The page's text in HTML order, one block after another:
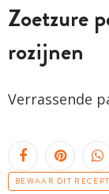
Zoetzure
rozijnen
Verrassende
BEWAAR DIT RECEPT